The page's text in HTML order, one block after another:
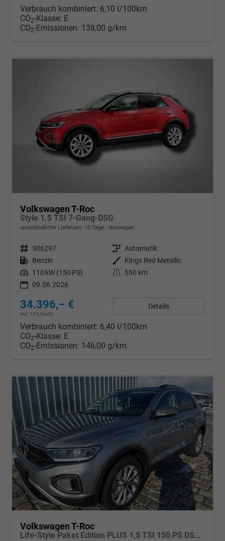
Verbrauch kombiniert: 6,10 l/100km
CO2-Klasse: E
CO2-Emissionen: 138,00 g/km
Volkswagen T-Roc
Style 1.5 TSI 7-Gang-DSG
unverbindliche Lieferzeit: 10 Tage Neuwagen
Fahrzeugnr. 306297 Getriebe Automatik
Kraftstoff Benzin Außenfarbe
Kings Red Metallic
Leistung 110 kW (150 PS) Kilometerstand
550 km
09.06.2026
34.396,– €
incl. 19% MwSt.
Details
Verbrauch kombiniert: 6,40 l/100km
CO2-Klasse: E
CO2-Emissionen: 146,00 g/km
Volkswagen T-Roc
Life-Style Paket Edition PLUS 1,5 TSI 150 PS DSG-AHK-GARANTIE-LED-ACC-KESSY-WINTERPAKET-PDC&KAMERA-17 "ALU-SOFORT